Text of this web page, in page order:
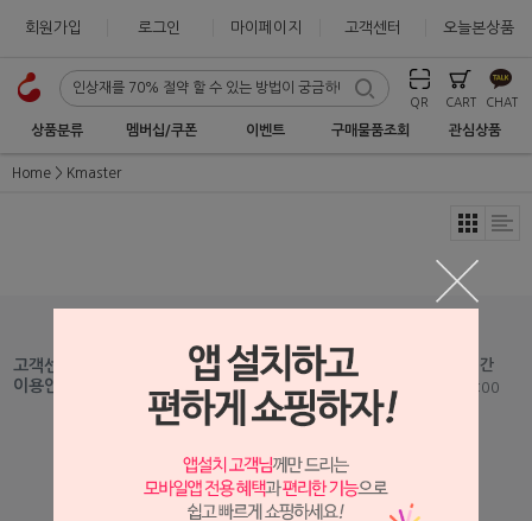
회원가입 로그인 마이페이지 고객센터 오늘본상품
QR CART CHAT
상품분류 멤버십/쿠폰 이벤트 구매물품조회 관심상품
Home Kmaster
고객센터
이용안내
1599-2875
Fax : 051-465-5459
help@seilglobal.co.kr
고객센터 운영시간
평일 09:00 - 18:00
1:1 문의하기